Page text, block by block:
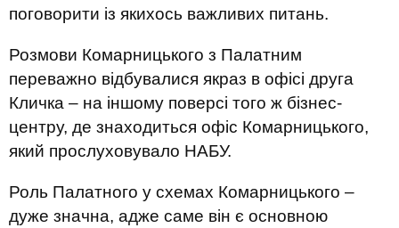
поговорити із якихось важливих питань.
Розмови Комарницького з Палатним
переважно відбувалися якраз в офісі друга
Кличка – на іншому поверсі того ж бізнес-
центру, де знаходиться офіс Комарницького,
який прослуховувало НАБУ.
Роль Палатного у схемах Комарницького –
дуже значна, адже саме він є основною